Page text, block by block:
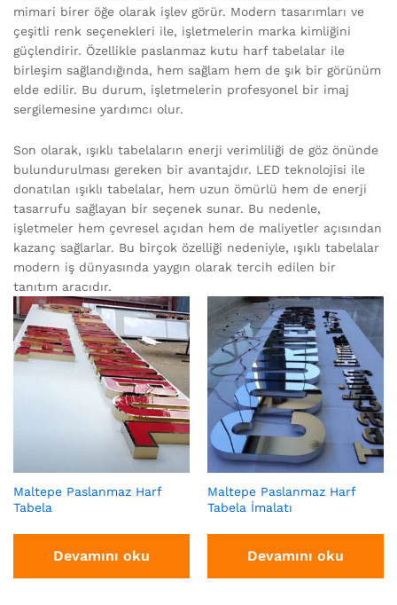
mimari birer öğe olarak işlev görür. Modern tasarımları ve
çeşitli renk seçenekleri ile, işletmelerin marka kimliğini
güçlendirir. Özellikle paslanmaz kutu harf tabelalar ile
birleşim sağlandığında, hem sağlam hem de şık bir görünüm
elde edilir. Bu durum, işletmelerin profesyonel bir imaj
sergilemesine yardımcı olur.
Son olarak, ışıklı tabelaların enerji verimliliği de göz önünde
bulundurulması gereken bir avantajdır. LED teknolojisi ile
donatılan ışıklı tabelalar, hem uzun ömürlü hem de enerji
tasarrufu sağlayan bir seçenek sunar. Bu nedenle,
işletmeler hem çevresel açıdan hem de maliyetler açısından
kazanç sağlarlar. Bu birçok özelliği nedeniyle, ışıklı tabelalar
modern iş dünyasında yaygın olarak tercih edilen bir
tanıtım aracıdır.
Maltepe Paslanmaz Harf
Tabela
Devamını oku
Maltepe Paslanmaz Harf
Tabela İmalatı
Devamını oku